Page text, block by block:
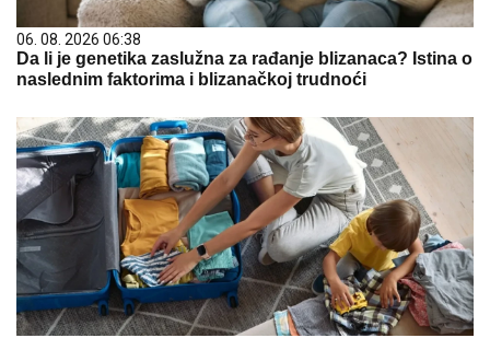
06. 08. 2026 06:38
Da li je genetika zaslužna za rađanje blizanaca? Istina o
naslednim faktorima i blizanačkoj trudnoći